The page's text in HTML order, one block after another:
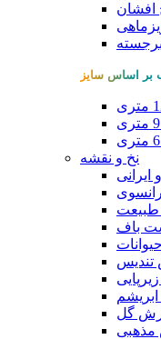
بر اساس سایز
نخ و نقشه
ایرانی
طبیعت
باف
تندیس
گل
مذهبی